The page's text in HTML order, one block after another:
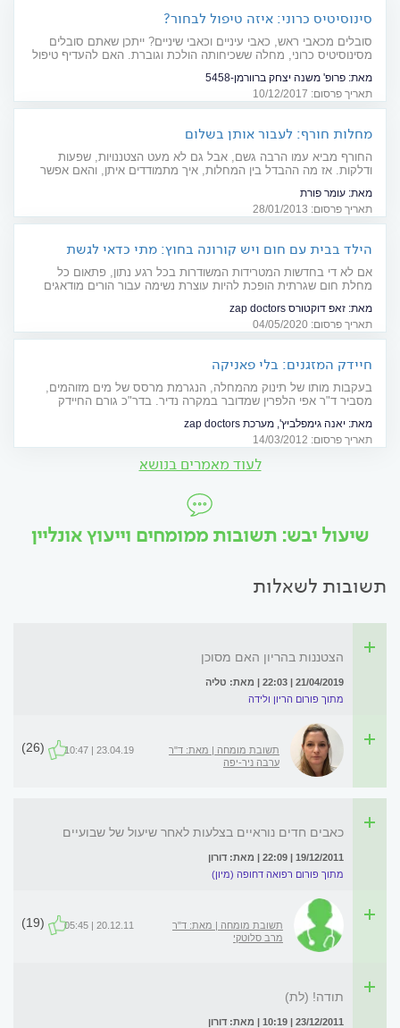
סינוסיטיס כרוני: איזה טיפול לבחור?
סובלים מכאבי ראש, כאבי עיניים וכאבי שיניים? ייתכן שאתם סובלים
מסינוסיטיס כרוני, מחלה ששכיחותה הולכת וגוברת. האם להעדיף טיפול
מאת: פרופ' משנה יצחק ברוורמן-5458
תאריך פרסום: 10/12/2017
מחלות חורף: לעבור אותן בשלום
החורף מביא עמו הרבה גשם, אבל גם לא מעט הצטננויות, שפעות
ודלקות. אז מה ההבדל בין המחלות, איך מתמודדים איתן, והאם אפשר
מאת: עומר פורת
תאריך פרסום: 28/01/2013
הילד בבית עם חום ויש קורונה בחוץ: מתי כדאי לגשת
לרופא?
אם לא די בחדשות המטרידות המשודרות בכל רגע נתון, פתאום כל
מחלת חום שגרתית הופכת להיות עוצרת נשימה עבור הורים מודאגים
לגשת לייעוץ רפואי? כל הפרטים בכתבה
מאת: זאפ דוקטורס zap doctors
תאריך פרסום: 04/05/2020
חיידק המזגנים: בלי פאניקה
בעקבות מותו של תינוק מהמחלה, הנגרמת מרסס של מים מזוהמים,
מסביר ד"ר אפי הלפרין שמדובר במקרה נדיר. בדר"כ גורם החיידק
מאת: יאנה גימפלביץ', מערכת zap doctors
תאריך פרסום: 14/03/2012
לעוד מאמרים בנושא
שיעול יבש: תשובות ממומחים וייעוץ אונליין
תשובות לשאלות
הצטננות בהריון האם מסוכן
21/04/2019 | 22:03 | מאת: טליה
מתוך פורום הריון ולידה
תשובת מומחה | מאת: ד"ר
ערבה ניר-יפה
23.04.19 | 10:47
(26)
כאבים חדים נוראיים בצלעות לאחר שיעול של שבועיים
19/12/2011 | 22:09 | מאת: דורון
מתוך פורום רפואה דחופה (מיון)
תשובת מומחה | מאת: ד"ר
מרב סלוטקי
20.12.11 | 05:45
(19)
תודה! (לת)
23/12/2011 | 10:19 | מאת: דורון